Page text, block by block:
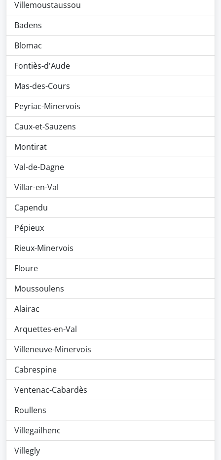
Villemoustaussou
Badens
Blomac
Fontiès-d'Aude
Mas-des-Cours
Peyriac-Minervois
Caux-et-Sauzens
Montirat
Val-de-Dagne
Villar-en-Val
Capendu
Pépieux
Rieux-Minervois
Floure
Moussoulens
Alairac
Arquettes-en-Val
Villeneuve-Minervois
Cabrespine
Ventenac-Cabardès
Roullens
Villegailhenc
Villegly